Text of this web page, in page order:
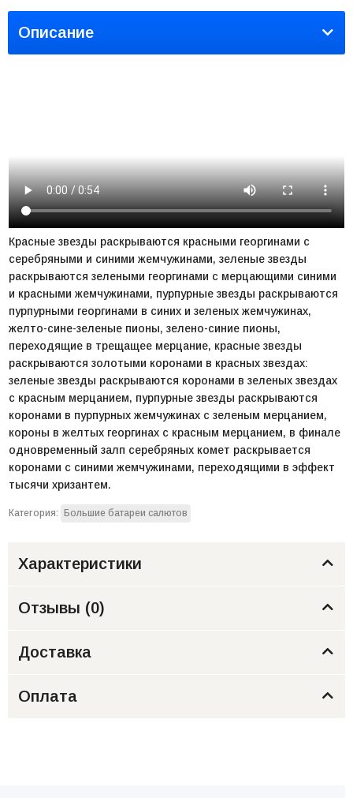
Описание
Красные звезды раскрываются красными георгинами с
серебряными и синими жемчужинами, зеленые звезды
раскрываются зелеными георгинами с мерцающими синими
и красными жемчужинами, пурпурные звезды раскрываются
пурпурными георгинами в синих и зеленых жемчужинах,
желто-сине-зеленые пионы, зелено-синие пионы,
переходящие в трещащее мерцание, красные звезды
раскрываются золотыми коронами в красных звездах:
зеленые звезды раскрываются коронами в зеленых звездах
с красным мерцанием, пурпурные звезды раскрываются
коронами в пурпурных жемчужинах с зеленым мерцанием,
короны в желтых георгинах с красным мерцанием, в финале
одновременный залп серебряных комет раскрывается
коронами с синими жемчужинами, переходящими в эффект
тысячи хризантем.
Категория: Большие батареи салютов
Характеристики
Отзывы (0)
Доставка
Оплата